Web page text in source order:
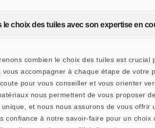
choix des tuiles avec son expertise en
combien le choix des tuiles est
accompagner à chaque étape de
pour vous conseiller et vous orienter
nous permettent de vous proposer
et nous nous assurons de vous
à notre savoir-faire pour un